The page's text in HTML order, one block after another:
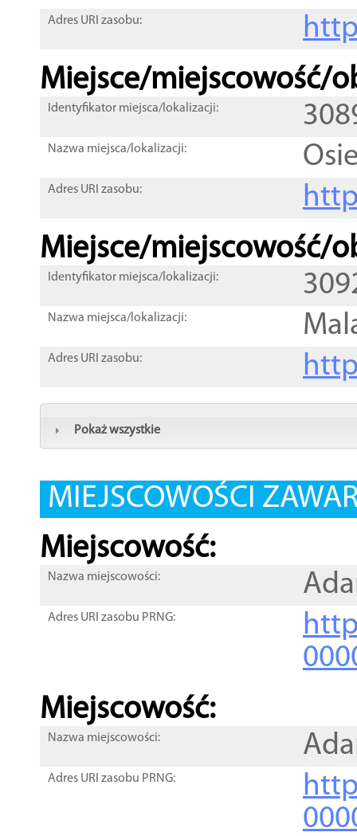
Adres URI zasobu:
Miejsce/miejscowość/
Identyfikator miejsca/lokalizacji:
Nazwa miejsca/lokalizacji:
Adres URI zasobu:
Miejsce/miejscowość/
Identyfikator miejsca/lokalizacji:
Nazwa miejsca/lokalizacji:
Adres URI zasobu:
Pokaż wszystkie
MIEJSCOWOŚCI
Miejscowość:
Nazwa miejscowości:
Adres URI zasobu PRNG:
Miejscowość:
Nazwa miejscowości:
Adres URI zasobu PRNG: